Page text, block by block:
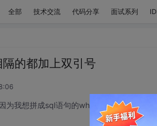
全部 技术交流 代码分享 面试系列
的都加上双引号
为我想拼成sql语句的where条件 where id